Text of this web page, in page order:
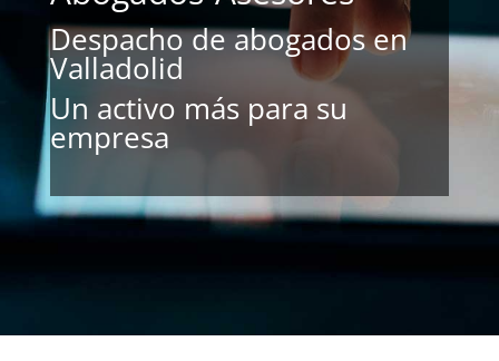
Despacho de abogados en
Valladolid
Un activo más para su
empresa